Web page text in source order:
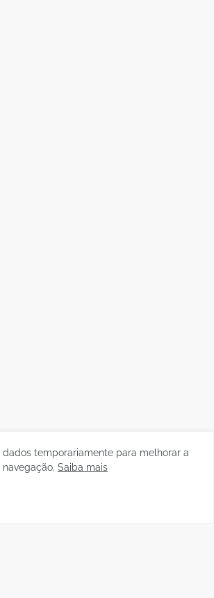
dados temporariamente para melhorar a
Saiba mais